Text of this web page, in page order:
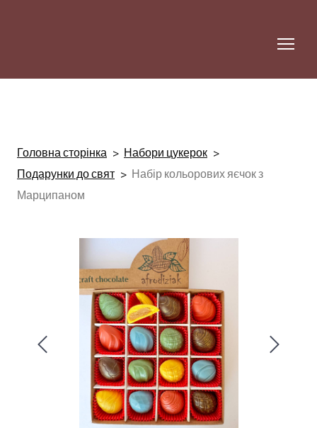
Головна сторінка
Набори цукерок
Подарунки до свят
Набір кольорових яєчок з
Марципаном